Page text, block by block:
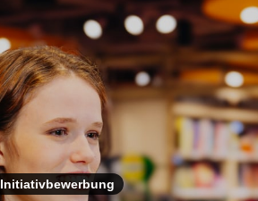
Initiativbewerbung